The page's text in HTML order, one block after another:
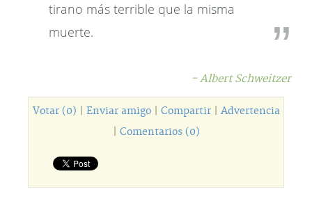
tirano más terrible que la misma
muerte.
- Albert Schweitzer
Votar (0) Enviar amigo| Compartir| Advertencia
Comentarios (0)